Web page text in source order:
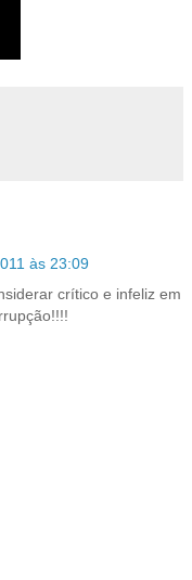
às 23:09
crítico e infeliz em